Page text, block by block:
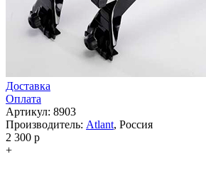
Доставка
Оплата
Артикул: 8903
Производитель: Atlant, Россия
2 300 p
+